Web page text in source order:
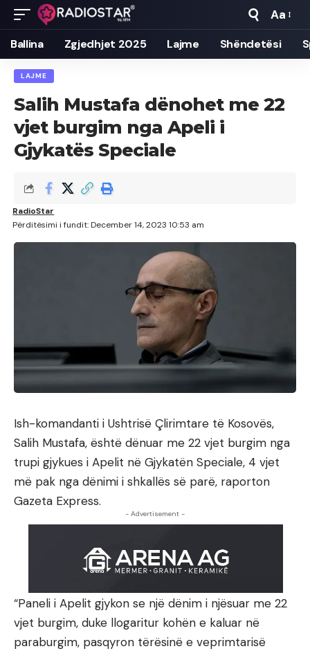
Font
Resizer
Aa
Ballina Zgjedhjet 2025 Lajme Shëndetësi
LAJME
Salih Mustafa dënohet me 22
vjet burgim nga Apeli i
Gjykatës Speciale
Përditësimi i fundit: December 14, 2023 10:53 am
RadioStar
Ish-komandanti i Ushtrisë Çlirimtare të Kosovës,
Salih Mustafa, është dënuar me 22 vjet burgim nga
trupi gjykues i Apelit në Gjykatën Speciale, 4 vjet
më pak nga dënimi i shkallës së parë, raporton
Gazeta Express.
- Advertisement -
“Paneli i Apelit gjykon se një dënim i njësuar me 22
vjet burgim, duke llogaritur kohën e kaluar në
paraburgim, pasqyron tërësinë e veprimtarisë